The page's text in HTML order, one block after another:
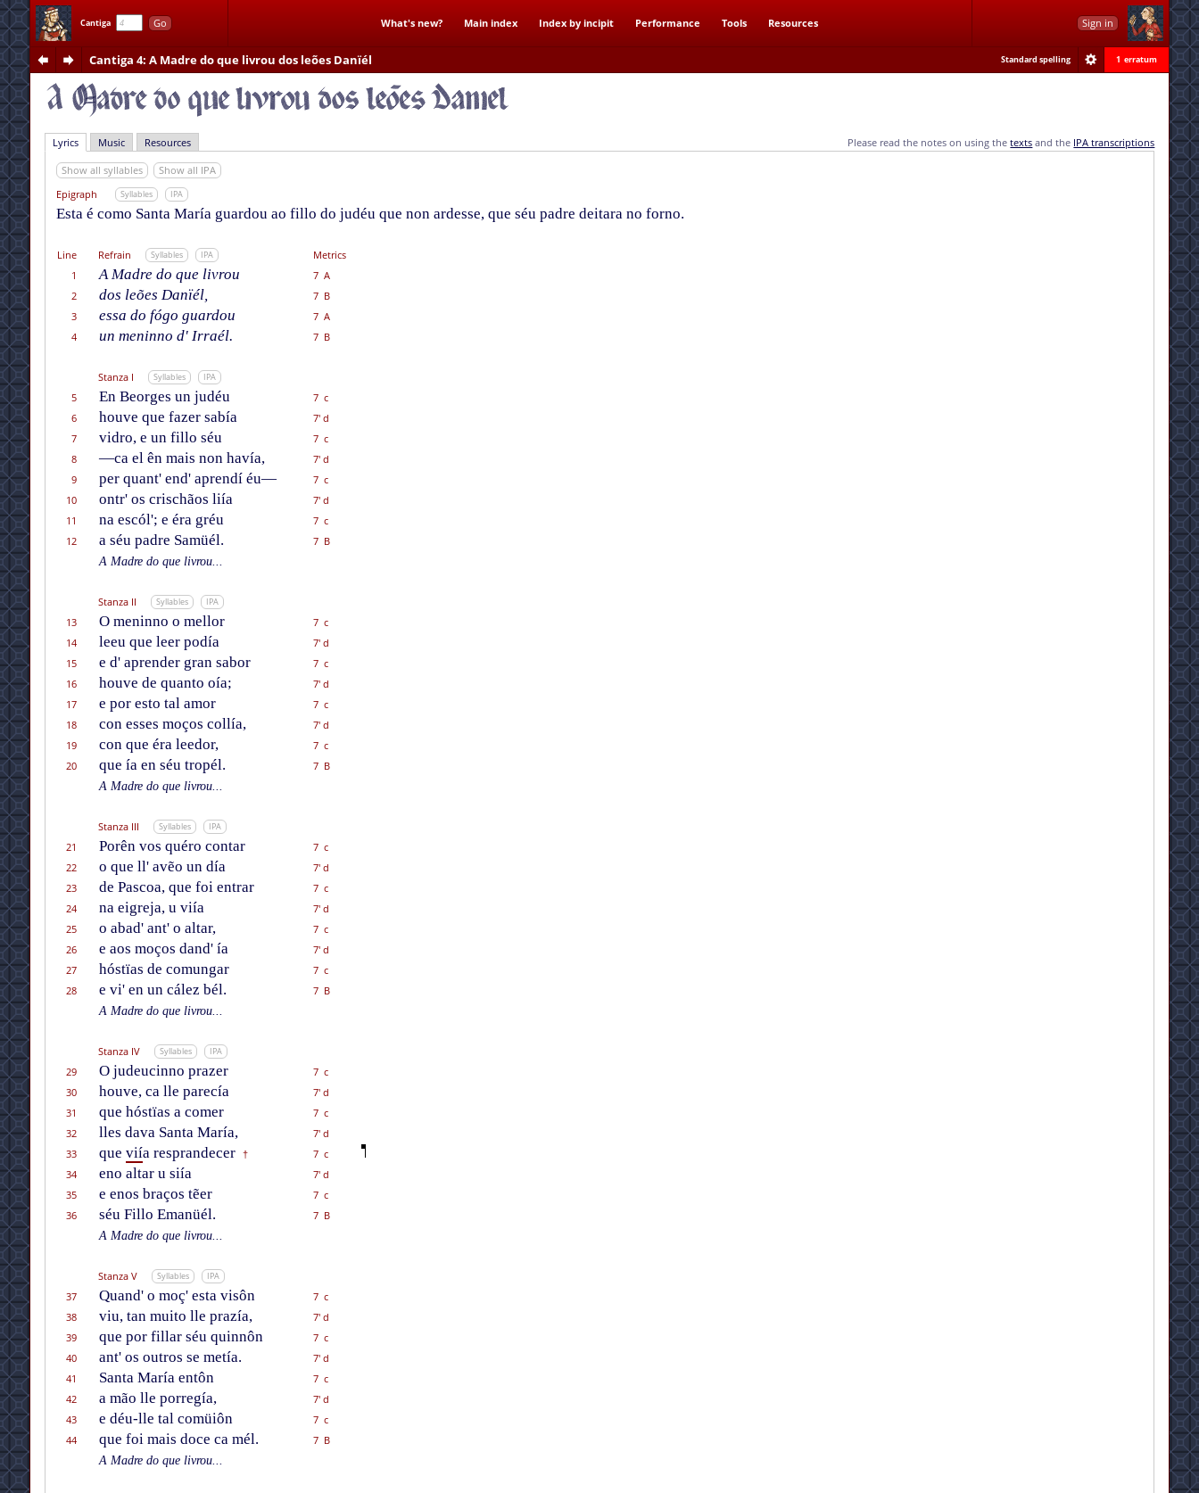
Cantiga Go What's new? Main index Index by incipit Performance Tools Resources Sign in
Cantiga 4: A Madre do que livrou dos leões Danïél Standard spelling 1 erratum
Lyrics Music Resources Please read the notes on using thetexts and the IPA transcriptions
Show all syllables
Show all IPA
Epigraph
Syllables IPA
Esta é como Santa María guardou ao fillo do judéu que non ardesse, que séu padre deitara no forno.
Line Refrain Syllables IPA
Metrics
1
A Madre do que livrou
7 A
2
dos leões Danïél,
7 B
3
essa do fógo guardou
7 A
4
un meninno d' Irraél. 7 B
Stanza I Syllables IPA
5 En Beorges un judéu
7 c
6
houve que fazer sabía
7' d
7
vidro, e un fillo séu
7 c
8
—ca el ên mais non havía,
7' d
9
per quant' end' aprendí éu—
7 c
10
ontr' os crischãos liía
7' d
11
na escól'; e éra gréu
7 c
12
a séu padre Samüél.
7 B
A Madre do que livrou...
Stanza II Syllables IPA
13 O meninno o mellor
7 c
14
leeu que leer podía
7' d
15
e d' aprender gran sabor
7 c
16
houve de quanto oía;
7' d
17
e por esto tal amor
7 c
18
con esses moços collía,
7' d
19
con que éra leedor,
7 c
20
que ía en séu tropél.
7 B
A Madre do que livrou...
Stanza III Syllables IPA
21 Porên vos quéro contar
7 c
22
o que ll' avẽo un día
7' d
23
de Pascoa, que foi entrar
7 c
24
na eigreja, u viía
7' d
25
o abad' ant' o altar,
7 c
26
e aos moços dand' ía
7' d
27
hóstïas de comungar
7 c
28
e vi' en un cález bél.
7 B
A Madre do que livrou...
Stanza IV Syllables IPA
29 O judeucinno prazer
7 c
30
houve, ca lle parecía
7' d
31
que hóstïas a comer
7 c
32
lles dava Santa María,
7' d
33
que viía resprandecer †
7 c
34
eno altar u siía
7' d
35
e enos braços tẽer
7 c
36
séu Fillo Emanüél.
7 B
A Madre do que livrou...
Stanza V Syllables IPA
37 Quand' o moç' esta visôn
7 c
38
viu, tan muito lle prazía,
7' d
39
que por fillar séu quinnôn
7 c
40
ant' os outros se metía.
7' d
41
Santa María entôn
7 c
42
a mão lle porregía,
7' d
43
e déu-lle tal comüiôn
7 c
44
que foi mais doce ca mél.
7 B
A Madre do que livrou...